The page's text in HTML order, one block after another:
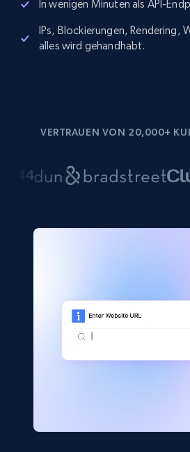
In wenigen Minuten als API-
IPs, Blockierungen, Rendering,
alles wird gehandhabt.
VERTRAUEN VON 20,000+